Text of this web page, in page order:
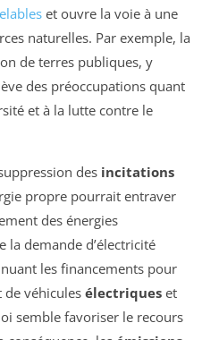
et ouvre la voie à une
naturelles. Par exemple, la
de terres publiques, y
des préoccupations quant
et à la lutte contre le
des incitations
propre pourrait entraver
des énergies
la demande d’électricité
les financements pour
de véhicules électriques et
semble favoriser le recours